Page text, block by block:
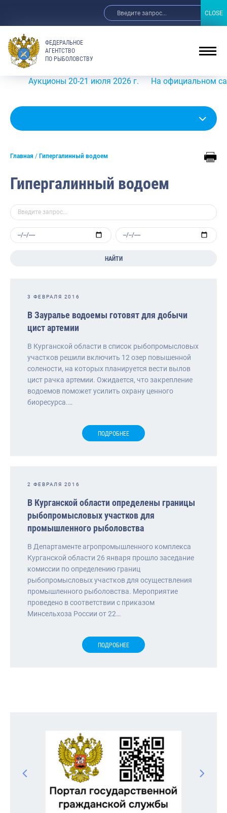
ФЕДЕРАЛЬНОЕ
АГЕНТСТВО
ПО РЫБОЛОВСТВУ
Аукционы 20-21 июля 2026 г. На официальном сайте
Главная Гипергалинный водоем
Гипергалинный водоем
НАЙТИ
3 ФЕВРАЛЯ 2016
В Зауралье водоемы готовят для добычи
цист артемии
В Курганской области в список рыбопромысловых
участков решили включить 12 озер повышенной
солености, на которых планируется вести вылов
цист рачка артемии. Ожидается, что закрепление
водоемов поможет усилить охрану ценного
биоресурса.…
ПОДРОБНЕЕ
2 ФЕВРАЛЯ 2016
В Курганской области определены границы
рыбопромысловых участков для
промышленного рыболовства
В Департаменте агропромышленного комплекса
Курганской области 26 января прошло заседание
комиссии по определению границ
рыбопромысловых участков для осуществления
промышленного рыболовства. Мероприятие
проведено в соответствии с приказом
Минсельхоза России от 22…
ПОДРОБНЕЕ
CLOSE
CLOSE